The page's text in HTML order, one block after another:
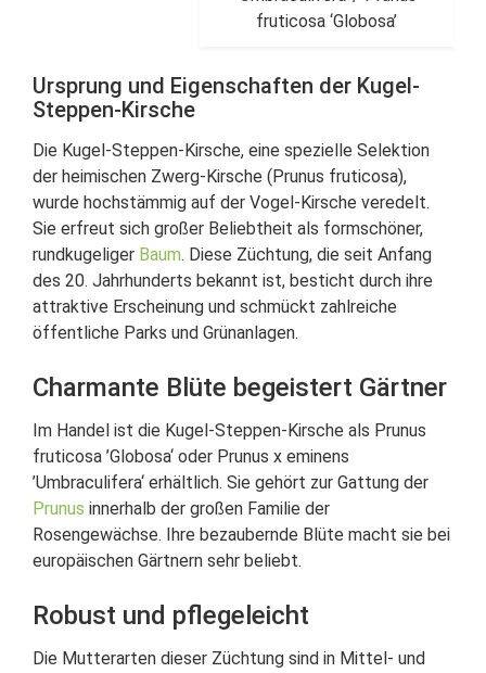
fruticosa ‘Globosa’
Ursprung und Eigenschaften der Kugel-
Steppen-Kirsche
Die Kugel-Steppen-Kirsche, eine spezielle Selektion
der heimischen Zwerg-Kirsche (Prunus fruticosa),
wurde hochstämmig auf der Vogel-Kirsche veredelt.
Sie erfreut sich großer Beliebtheit als formschöner,
rundkugeliger Baum. Diese Züchtung, die seit Anfang
des 20. Jahrhunderts bekannt ist, besticht durch ihre
attraktive Erscheinung und schmückt zahlreiche
öffentliche Parks und Grünanlagen.
Charmante Blüte begeistert Gärtner
Im Handel ist die Kugel-Steppen-Kirsche als Prunus
fruticosa ’Globosa‘ oder Prunus x eminens
’Umbraculifera‘ erhältlich. Sie gehört zur Gattung der
Prunus innerhalb der großen Familie der
Rosengewächse. Ihre bezaubernde Blüte macht sie bei
europäischen Gärtnern sehr beliebt.
Robust und pflegeleicht
Die Mutterarten dieser Züchtung sind in Mittel- und